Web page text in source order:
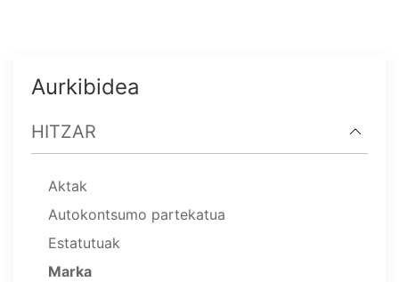
Aurkibidea
HITZAR
Aktak
Autokontsumo partekatua
Estatutuak
Marka